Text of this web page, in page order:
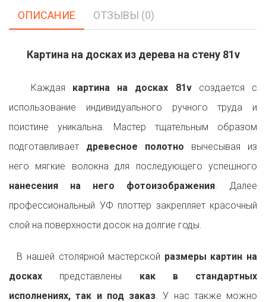
ОПИСАНИЕ ОТЗЫВЫ (0)
Картина на досках из дерева на стену 81v
Каждая картина на досках 81vсоздается с
использование индивидуального ручного труда и
поистине уникальна. Мастер тщательным образом
подготавливает древесное полотно вычесывая из
него мягкие волокна для последующего успешного
нанесения на него фотоизображения. Далее
профессиональный УФ плоттер закрепляет красочный
слой на поверхности досок на долгие годы.
В нашей столярной мастерской размеры картин на
досках представлены как в стандартных
исполнениях, так и под заказ. У нас также можно